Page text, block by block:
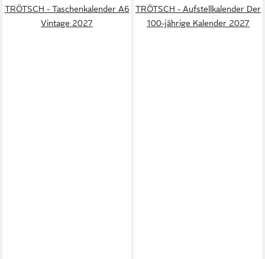
TRÖTSCH - Taschenkalender A6
Vintage 2027
TRÖTSCH - Aufstellkalender Der
100-jährige Kalender 2027